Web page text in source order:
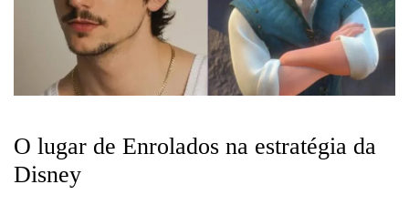
O lugar de Enrolados na estratégia da
Disney